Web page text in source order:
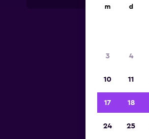
m d
3 4
10 11
17 18
24 25